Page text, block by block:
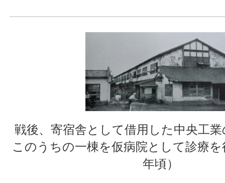
戦後、寄宿舎として借用した中央工
このうちの一棟を仮病院として診療
年頃）